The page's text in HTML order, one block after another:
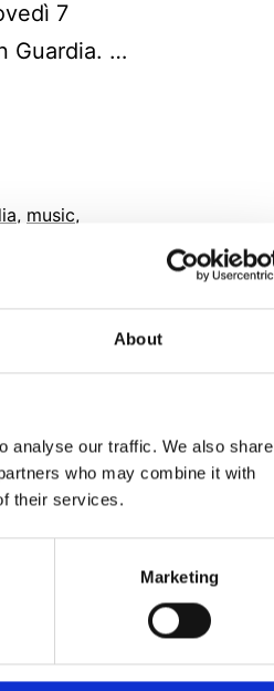
About
analyse our traffic. We also share
who may combine it with
their services.
Marketing
7
Guardia. …
, music,
di